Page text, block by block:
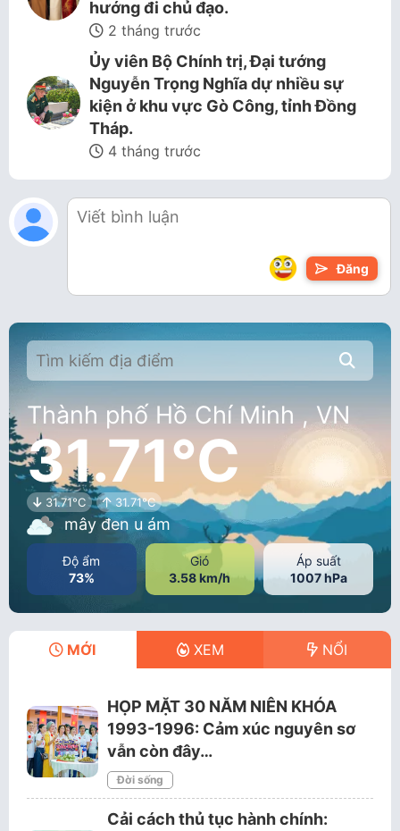
hướng đi chủ đạo.
2 tháng trước
Ủy viên Bộ Chính trị, Đại tướng
Nguyễn Trọng Nghĩa dự nhiều sự
kiện ở khu vực Gò Công, tỉnh Đồng
Tháp.
4 tháng trước
Đăng
Thành phố Hồ Chí Minh , VN
31.71°C
31.71°C 31.71°C
mây đen u ám
Độ ẩm
73%
Gió
3.58 km/h
Áp suất
1007 hPa
MỚI XEM NỔI
HỌP MẶT 30 NĂM NIÊN KHÓA
1993-1996: Cảm xúc nguyên sơ
vẫn còn đây…
Đời sống
Cải cách thủ tục hành chính: